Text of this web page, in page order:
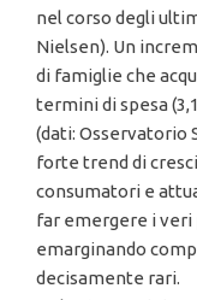
nel corso degli
Nielsen). Un
di famiglie che
termini di spesa
(dati: Osservatorio
forte trend di
consumatori e
far emergere i
emarginando
decisamente rari.